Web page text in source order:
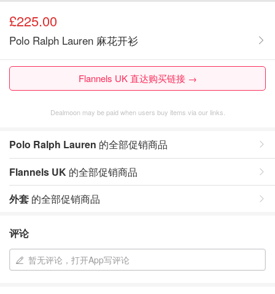
£225.00
Polo Ralph Lauren 麻花开衫
Flannels UK 直达购买链接 →
Dealmoon may be paid when users buy items via our links.
Polo Ralph Lauren 的全部促销商品
Flannels UK 的全部促销商品
外套 的全部促销商品
评论
暂无评论，打开App写评论